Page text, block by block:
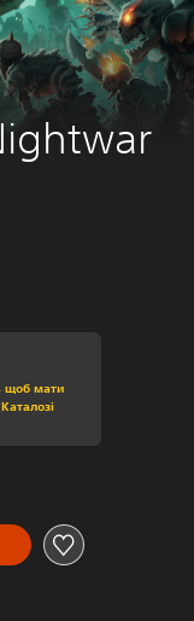
ціни UAH 949,00
щоб мати